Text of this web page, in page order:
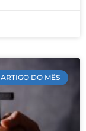
ARTIGO DO MÊS